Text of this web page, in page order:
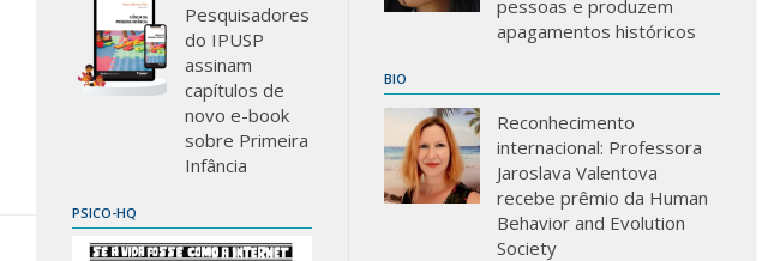
pessoas e produzem
apagamentos históricos
BIO
Reconhecimento
internacional: Professora
Jaroslava Valentova
recebe prêmio da Human
Behavior and Evolution
Society
Pesquisadores
do IPUSP
assinam
capítulos de
novo e-book
sobre Primeira
Infância
PSICO-HQ